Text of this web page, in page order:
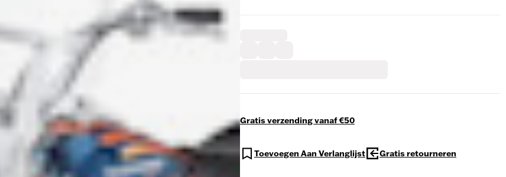
Gratis verzending vanaf €50
Toevoegen Aan Verlanglijst Gratis retourneren